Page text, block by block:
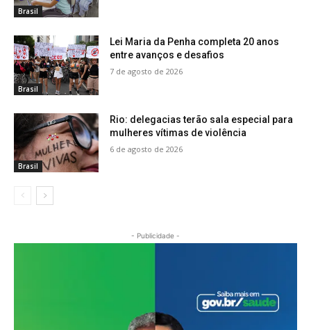
Brasil
Brasil
Lei Maria da Penha completa 20 anos
entre avanços e desafios
7 de agosto de 2026
Brasil
Rio: delegacias terão sala especial para
mulheres vítimas de violência
6 de agosto de 2026
- Publicidade -